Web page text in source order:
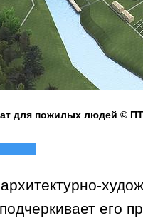
для пожилых людей ©
его